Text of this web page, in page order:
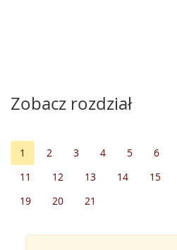
Zobacz rozdział
1 2 3 4 5 6
11
12 13 14 15
19
20 21